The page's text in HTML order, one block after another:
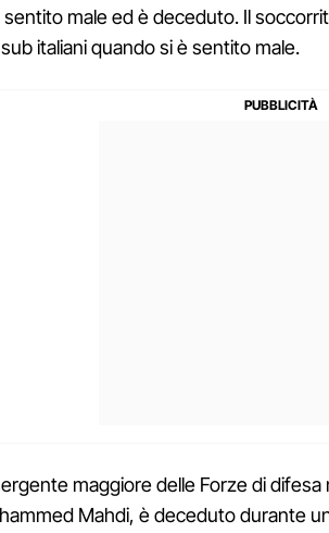
sentito male ed è deceduto. Il
italiani quando si è sentito male.
maggiore delle Forze di difesa
Mahdi, è deceduto durante